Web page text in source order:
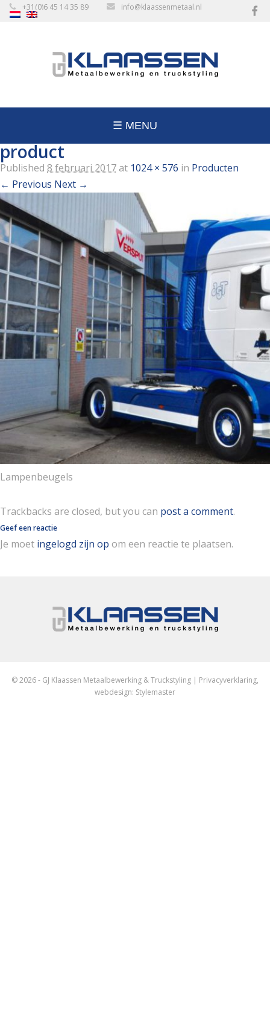
+31(0)6 45 14 35 89 info@klaassenmetaal.nl
☰ MENU
product
Published 8 februari 2017at 1024 × 576 in Producten
← Previous Next →
Lampenbeugels
Trackbacks are closed, but you can post a comment.
Geef een reactie
Je moet ingelogd zijn op om een reactie te plaatsen.
© 2026 - GJ Klaassen Metaalbewerking & Truckstyling | Privacyverklaring,
webdesign: Stylemaster